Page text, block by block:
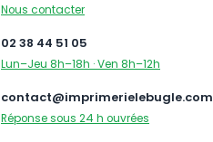
Nous contacter
02 38 44 51 05
Lun–Jeu 8h–18h · Ven 8h–12h
contact@imprimerielebugle.com
Réponse sous 24 h ouvrées